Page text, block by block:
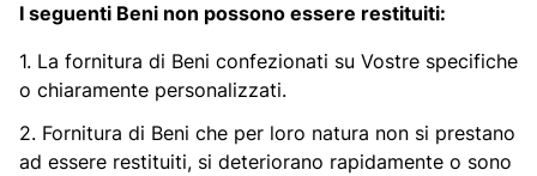
I seguenti Beni non possono essere restituiti:
1. La fornitura di Beni confezionati su Vostre specifiche
o chiaramente personalizzati.
2. Fornitura di Beni che per loro natura non si prestano
ad essere restituiti, si deteriorano rapidamente o sono